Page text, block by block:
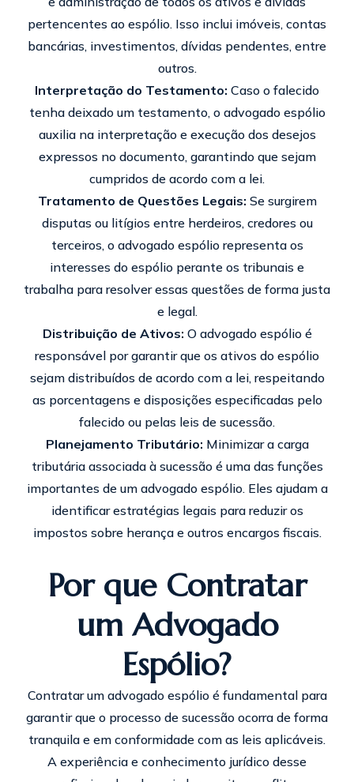
pertencentes ao espólio. Isso inclui imóveis, contas
bancárias, investimentos, dívidas pendentes, entre
outros.
Interpretação do Testamento: Caso o falecido
tenha deixado um testamento, o advogado espólio
auxilia na interpretação e execução dos desejos
expressos no documento, garantindo que sejam
cumpridos de acordo com a lei.
Tratamento de Questões Legais: Se surgirem
disputas ou litígios entre herdeiros, credores ou
terceiros, o advogado espólio representa os
interesses do espólio perante os tribunais e
trabalha para resolver essas questões de forma justa
e legal.
Distribuição de Ativos: O advogado espólio é
responsável por garantir que os ativos do espólio
sejam distribuídos de acordo com a lei, respeitando
as porcentagens e disposições especificadas pelo
falecido ou pelas leis de sucessão.
Planejamento Tributário: Minimizar a carga
tributária associada à sucessão é uma das funções
importantes de um advogado espólio. Eles ajudam a
identificar estratégias legais para reduzir os
impostos sobre herança e outros encargos fiscais.
Por que Contratar
um Advogado
Espólio?
Contratar um advogado espólio é fundamental para
garantir que o processo de sucessão ocorra de forma
tranquila e em conformidade com as leis aplicáveis.
A experiência e conhecimento jurídico desse